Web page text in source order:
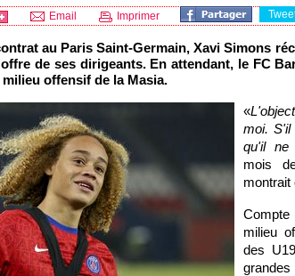
Email Imprimer
au Paris Saint-Germain, Xavi Simons
de ses dirigeants. En attendant, le FC
offensif de la Masia.
«
moi. S'il
qu'il ne
mois
montrait
Compte
milieu
des